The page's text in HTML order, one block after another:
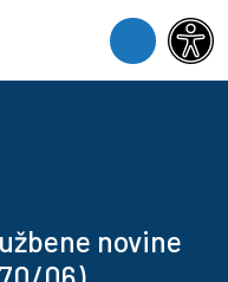
Menu
novine